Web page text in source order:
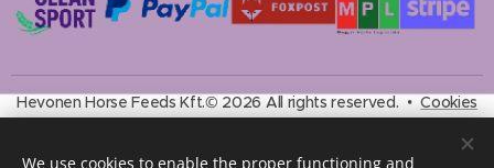
Hevonen Horse Feeds Kft.© 2026 All rights reserved. Cookies
We use cookies to enable the proper functioning and